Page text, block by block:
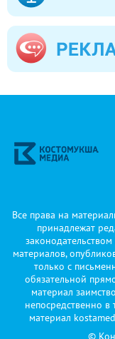
Все права на
принадлежат
материалов,
только с
обязательной
материал
непосредственно
материал
©